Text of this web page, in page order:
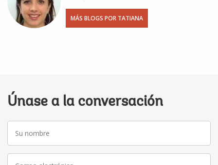
MÁS BLOGS POR TATIANA
Únase a la conversación
nombre